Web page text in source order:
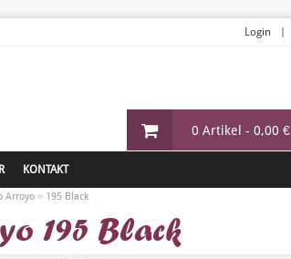
0 Artikel - 0,00 €
Login
KONTAKT
Arroyo » 195 Black
195 Black